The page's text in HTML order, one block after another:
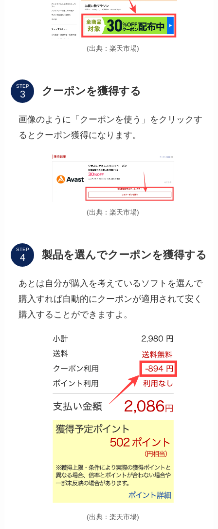
(出典：楽天市場)
STEP クーポンを獲得する
画像のように「クーポンを使う」をクリックす
るとクーポン獲得になります。
(出典：楽天市場)
STEP 製品を選んでクーポンを獲得する
あとは自分が購入を考えているソフトを選んで
購入すれば自動的にクーポンが適用されて安く
購入することができますよ。
(出典：楽天市場)